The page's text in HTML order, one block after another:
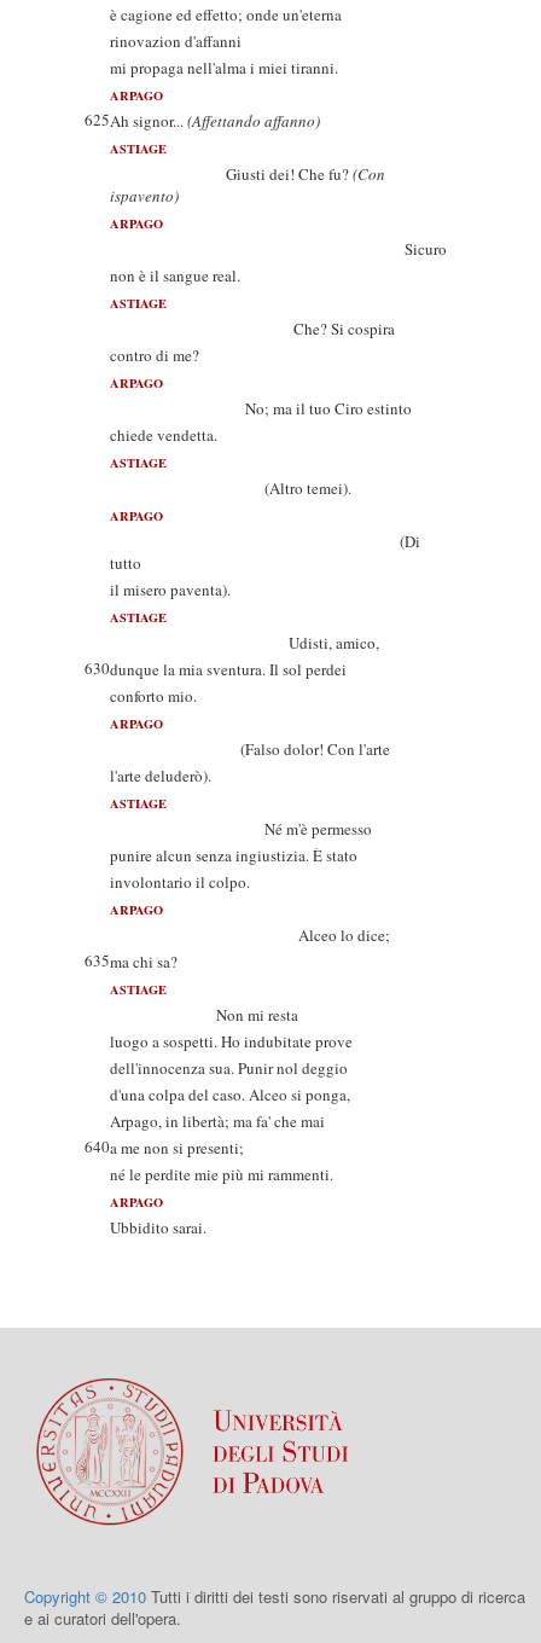
è cagione ed effetto; onde un'eterna
rinovazion d'affanni
mi propaga nell'alma i miei tiranni.
ARPAGO
625Ah signor...(Affettando affanno)
ASTIAGE
Giusti dei! Che fu?(Con
ispavento)
ARPAGO
Sicuro
non è il sangue real.
ASTIAGE
Che? Si cospira
contro di me?
ARPAGO
No; ma il tuo Ciro estinto
chiede vendetta.
ASTIAGE
(Altro temei).
ARPAGO
(Di
tutto
il misero paventa).
ASTIAGE
Udisti, amico,
630dunque la mia sventura. Il sol perdei
conforto mio.
ARPAGO
(Falso dolor! Con l'arte
l'arte deluderò).
ASTIAGE
Né m'è permesso
punire alcun senza ingiustizia. È stato
involontario il colpo.
ARPAGO
Alceo lo dice;
635ma chi sa?
ASTIAGE
Non mi resta
luogo a sospetti. Ho indubitate prove
dell'innocenza sua. Punir nol deggio
d'una colpa del caso. Alceo si ponga,
Arpago, in libertà; ma fa' che mai
640a me non si presenti;
né le perdite mie più mi rammenti.
ARPAGO
Ubbidito sarai.
Copyright © 2010 Tutti i diritti dei testi sono riservati al gruppo di ricerca
e ai curatori dell'opera.